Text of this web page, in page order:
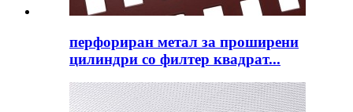
перфориран метал за проширени
цилиндри со филтер квадрат...